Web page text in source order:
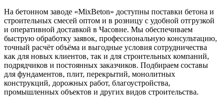
На бетонном заводе «MixBeton» доступны поставки бетона и
строительных смесей оптом и в розницу с удобной отгрузкой
и оперативной доставкой в Часовне. Мы обеспечиваем
быструю обработку заявок, профессиональную консультацию,
точный расчёт объёма и выгодные условия сотрудничества
как для новых клиентов, так и для строительных компаний,
подрядчиков и постоянных заказчиков. Подбираем составы
для фундаментов, плит, перекрытий, монолитных
конструкций, дорожных работ, благоустройства,
промышленных объектов и других видов строительства.